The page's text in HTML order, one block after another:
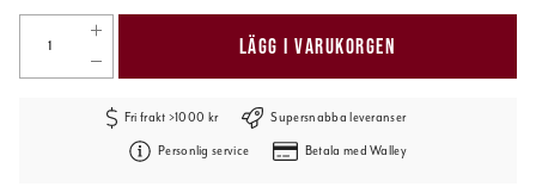
LÄGG I VARUKORGEN
Fri frakt >1000 kr Supersnabba leveranser
Personlig service Betala med Walley